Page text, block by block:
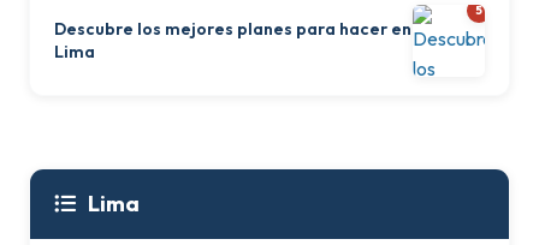
Descubre los mejores planes para hacer en
Lima
5
Lima